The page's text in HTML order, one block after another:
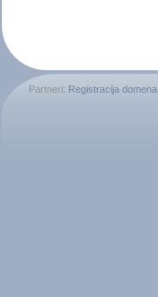
Partneri: Registracija domena